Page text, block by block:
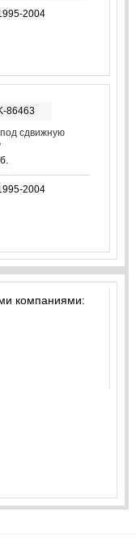
2004
86463
под сдвижную
2004
компаниями: